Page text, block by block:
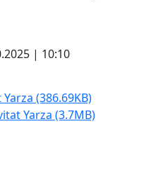
| 10:10
(386.69KB)
Yarza (3.7MB)